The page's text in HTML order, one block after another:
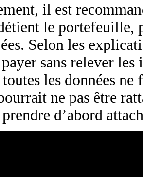
il est
le portefeuille,
Selon les
sans relever
les données
ne pas être
d’abord